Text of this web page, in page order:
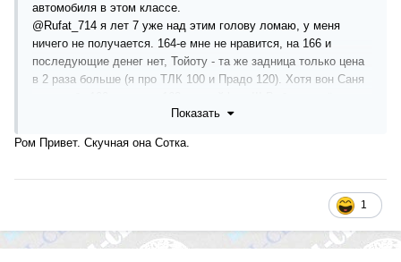
автомобиля в этом классе.
@Rufat_714 я лет 7 уже над этим голову ломаю, у меня
ничего не получается. 164-е мне не нравится, на 166 и
последующие денег нет, Тойоту - та же задница только цена
в 2 раза больше (я про ТЛК 100 и Прадо 120). Хотя вон Саня
всегда банально и зависит от наличия денег. Лично мне,
обманываю, но....менять пока не вижу перспектив на что.
Показать
Ром Привет. Скучная она Сотка.
1